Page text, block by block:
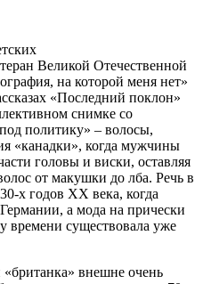
Великой Отечественной
на которой меня нет»
«Последний поклон»
снимке со
политику» – волосы,
«канадки», когда мужчины
головы и виски, оставляя
от макушки до лба. Речь в
х годов ХХ века, когда
а мода на прически
времени существовала уже
внешне очень